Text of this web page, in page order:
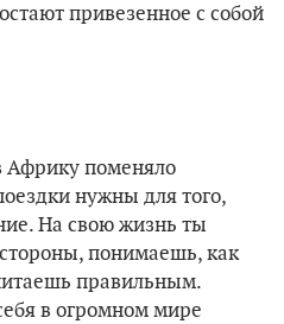
привезенное с собой
Африку поменяло
нужны для того,
На свою жизнь ты
понимаешь, как
правильным.
в огромном мире